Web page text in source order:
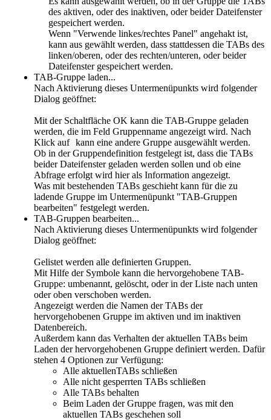
des aktiven, oder des inaktiven, oder beider Dateifenster
gespeichert werden.
Wenn "Verwende linkes/rechtes Panel" angehakt ist,
kann aus gewählt werden, dass stattdessen die TABs des
linken/oberen, oder des rechten/unteren, oder beider
Dateifenster gespeichert werden.
TAB-Gruppe laden...
Nach Aktivierung dieses Untermenüpunkts wird folgender
Dialog geöffnet:
Mit der Schaltfläche OK kann die TAB-Gruppe geladen
werden, die im Feld Gruppenname angezeigt wird. Nach
Klick auf kann eine andere Gruppe ausgewählt werden.
Ob in der Gruppendefinition festgelegt ist, dass die TABs
beider Dateifenster geladen werden sollen und ob eine
Abfrage erfolgt wird hier als Information angezeigt.
Was mit bestehenden TABs geschieht kann für die zu
ladende Gruppe im Untermenüpunkt "TAB-Gruppen
bearbeiten" festgelegt werden.
TAB-Gruppen bearbeiten...
Nach Aktivierung dieses Untermenüpunkts wird folgender
Dialog geöffnet:
Gelistet werden alle definierten Gruppen.
Mit Hilfe der Symbole kann die hervorgehobene TAB-
Gruppe: umbenannt, gelöscht, oder in der Liste nach unten
oder oben verschoben werden.
Angezeigt werden die Namen der TABs der
hervorgehobenen Gruppe im aktiven und im inaktiven
Datenbereich.
Außerdem kann das Verhalten der aktuellen TABs beim
Laden der hervorgehobenen Gruppe definiert werden. Dafür
stehen 4 Optionen zur Verfügung:
Alle aktuellenTABs schließen
Alle nicht gesperrten TABs schließen
Alle TABs behalten
Beim Laden der Gruppe fragen, was mit den
aktuellen TABs geschehen soll